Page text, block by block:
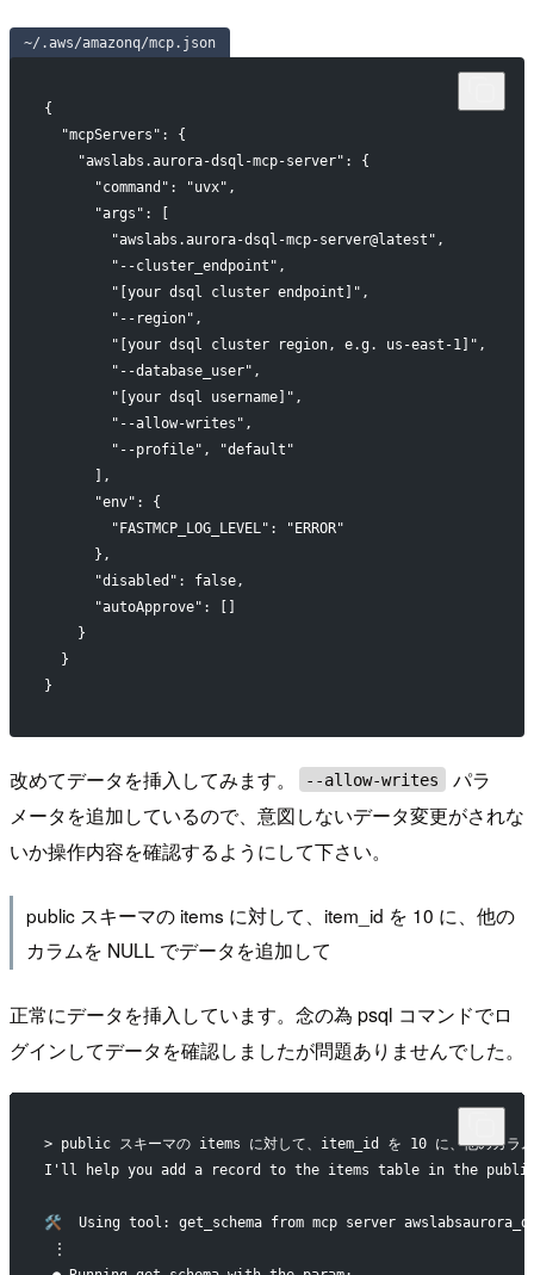
~/.aws/amazonq/mcp.json
{
  "mcpServers": {
    "awslabs.aurora-dsql-mcp-server": {
      "command": "uvx",
      "args": [
        "awslabs.aurora-dsql-mcp-server@latest",
        "--cluster_endpoint",
        "[your dsql cluster endpoint]",
        "--region",
        "[your dsql cluster region, e.g. us-east-1]",
        "--database_user",
        "[your dsql username]",
        "--allow-writes",
        "--profile", "default"
      ],
      "env": {
        "FASTMCP_LOG_LEVEL": "ERROR"
      },
      "disabled": false,
      "autoApprove": []
    }
  }
}
改めてデータを挿入してみます。 --allow-writes
パラ
メータを追加しているので、意図しないデータ変更がされな
いか操作内容を確認するようにして下さい。
public スキーマの items に対して、item_id を 10 に、他の
カラムを NULL でデータを追加して
正常にデータを挿入しています。念の為 psql コマンドでロ
グインしてデータを確認しましたが問題ありませんでした。
> public スキーマの items に対して、item_id を 10 に、他のカラム
I'll help you add a record to the items table in the public
🛠️  Using tool: get_schema from mcp server
⋮